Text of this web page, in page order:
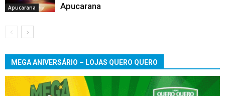
Apucarana
Apucarana
MEGA ANIVERSÁRIO – LOJAS QUERO QUERO